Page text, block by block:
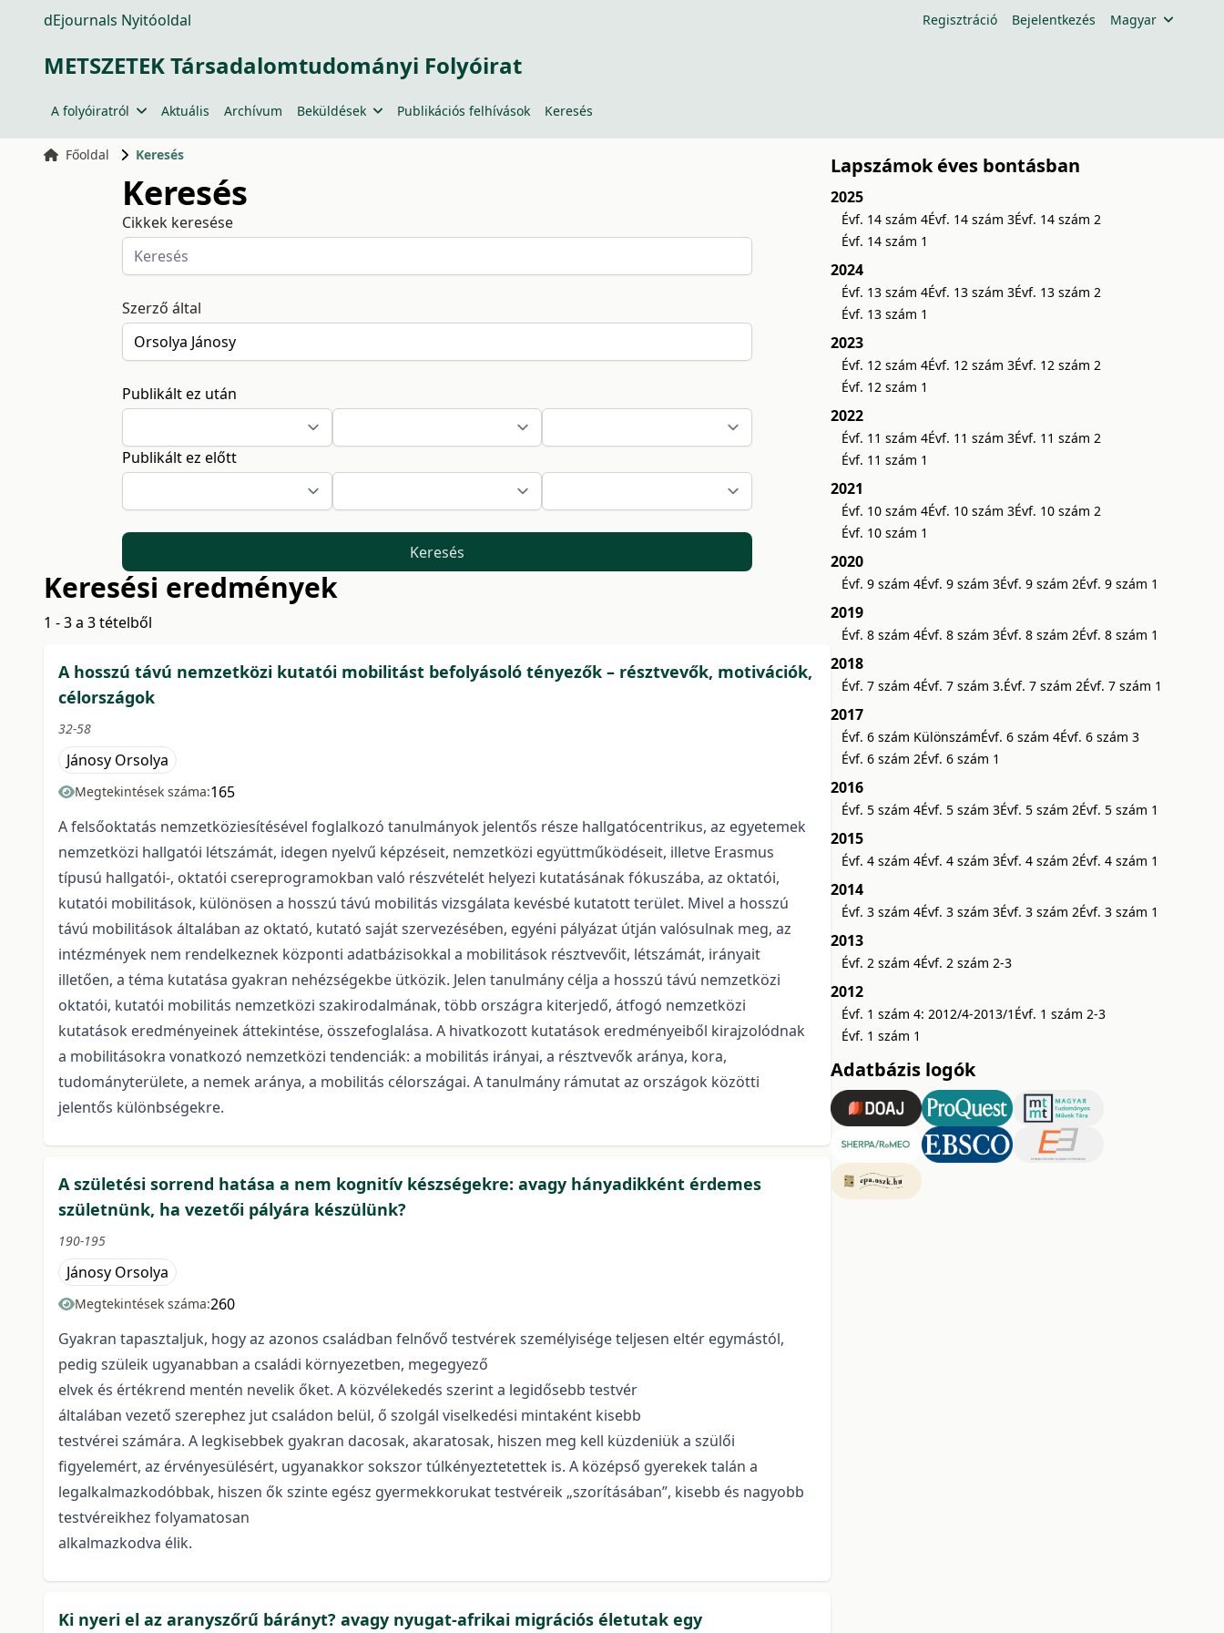
dEjournals Nyitóoldal Regisztráció Bejelentkezés Magyar
METSZETEK Társadalomtudományi Folyóirat
A folyóiratról Aktuális Archívum Beküldések Publikációs felhívások Keresés
Főoldal Keresés
Keresés
Cikkek keresése
Szerző által
Publikált ez után
Publikált ez előtt
Keresés
Keresési eredmények
1 - 3 a 3 tételből
A hosszú távú nemzetközi kutatói mobilitást befolyásoló tényezők – résztvevők, motivációk,
célországok
32-58
Jánosy Orsolya
Megtekintések száma:165
A felsőoktatás nemzetköziesítésével foglalkozó tanulmányok jelentős része hallgatócentrikus, az egyetemek
nemzetközi hallgatói létszámát, idegen nyelvű képzéseit, nemzetközi együttműködéseit, illetve Erasmus
típusú hallgatói-, oktatói csereprogramokban való részvételét helyezi kutatásának fókuszába, az oktatói,
kutatói mobilitások, különösen a hosszú távú mobilitás vizsgálata kevésbé kutatott terület. Mivel a hosszú
távú mobilitások általában az oktató, kutató saját szervezésében, egyéni pályázat útján valósulnak meg, az
intézmények nem rendelkeznek központi adatbázisokkal a mobilitások résztvevőit, létszámát, irányait
illetően, a téma kutatása gyakran nehézségekbe ütközik. Jelen tanulmány célja a hosszú távú nemzetközi
oktatói, kutatói mobilitás nemzetközi szakirodalmának, több országra kiterjedő, átfogó nemzetközi
kutatások eredményeinek áttekintése, összefoglalása. A hivatkozott kutatások eredményeiből kirajzolódnak
a mobilitásokra vonatkozó nemzetközi tendenciák: a mobilitás irányai, a résztvevők aránya, kora,
tudományterülete, a nemek aránya, a mobilitás célországai. A tanulmány rámutat az országok közötti
jelentős különbségekre.
A születési sorrend hatása a nem kognitív készségekre: avagy hányadikként érdemes
születnünk, ha vezetői pályára készülünk?
190-195
Jánosy Orsolya
Megtekintések száma:260
Gyakran tapasztaljuk, hogy az azonos családban felnővő testvérek személyisége teljesen eltér egymástól,
pedig szüleik ugyanabban a családi környezetben, megegyező
elvek és értékrend mentén nevelik őket. A közvélekedés szerint a legidősebb testvér
általában vezető szerephez jut családon belül, ő szolgál viselkedési mintaként kisebb
testvérei számára. A legkisebbek gyakran dacosak, akaratosak, hiszen meg kell küzdeniük a szülői
figyelemért, az érvényesülésért, ugyanakkor sokszor túlkényeztetettek is. A középső gyerekek talán a
legalkalmazkodóbbak, hiszen ők szinte egész gyermekkorukat testvéreik „szorításában”, kisebb és nagyobb
testvéreikhez folyamatosan
alkalmazkodva élik.
Ki nyeri el az aranyszőrű bárányt? avagy nyugat-afrikai migrációs életutak egy
Lapszámok éves bontásban
2025
Évf. 14 szám 4Évf. 14 szám 3Évf. 14 szám 2
Évf. 14 szám 1
2024
Évf. 13 szám 4Évf. 13 szám 3Évf. 13 szám 2
Évf. 13 szám 1
2023
Évf. 12 szám 4Évf. 12 szám 3Évf. 12 szám 2
Évf. 12 szám 1
2022
Évf. 11 szám 4Évf. 11 szám 3Évf. 11 szám 2
Évf. 11 szám 1
2021
Évf. 10 szám 4Évf. 10 szám 3Évf. 10 szám 2
Évf. 10 szám 1
2020
Évf. 9 szám 4Évf. 9 szám 3Évf. 9 szám 2Évf. 9 szám 1
2019
Évf. 8 szám 4Évf. 8 szám 3Évf. 8 szám 2Évf. 8 szám 1
2018
Évf. 7 szám 4Évf. 7 szám 3.Évf. 7 szám 2Évf. 7 szám 1
2017
Évf. 6 szám KülönszámÉvf. 6 szám 4Évf. 6 szám 3
Évf. 6 szám 2Évf. 6 szám 1
2016
Évf. 5 szám 4Évf. 5 szám 3Évf. 5 szám 2Évf. 5 szám 1
2015
Évf. 4 szám 4Évf. 4 szám 3Évf. 4 szám 2Évf. 4 szám 1
2014
Évf. 3 szám 4Évf. 3 szám 3Évf. 3 szám 2Évf. 3 szám 1
2013
Évf. 2 szám 4Évf. 2 szám 2-3
2012
Évf. 1 szám 4: 2012/4-2013/1 Évf. 1 szám 2-3
Évf. 1 szám 1
Adatbázis logók